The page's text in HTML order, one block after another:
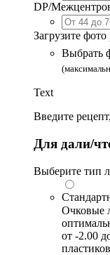
DP/
Загрузите фото
Выбрать
Text
Введите
Для дали/
Выберите тип
Очковые
от -2.00